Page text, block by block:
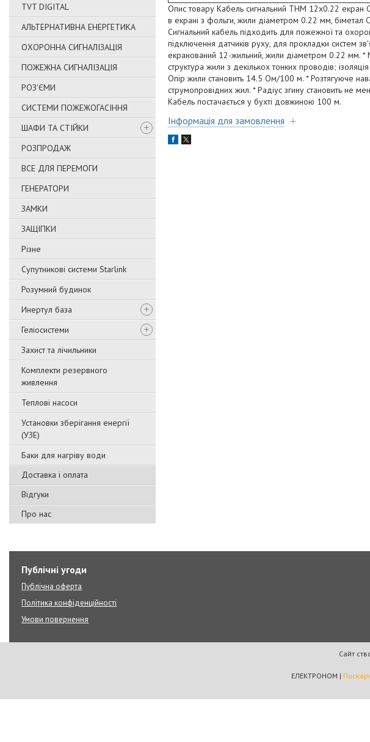
TVT DIGITAL
АЛЬТЕРНАТИВНА ЕНЕРГЕТИКА
ОХОРОННА СИГНАЛІЗАЦІЯ
ПОЖЕЖНА СИГНАЛІЗАЦІЯ
РОЗ'ЄМИ
СИСТЕМИ ПОЖЕЖОГАСІННЯ
ШАФИ ТА СТІЙКИ
РОЗПРОДАЖ
ВСЕ ДЛЯ ПЕРЕМОГИ
ГЕНЕРАТОРИ
ЗАМКИ
ЗАЩІПКИ
Різне
Супутникові системи Starlink
Розумний будинок
Инертул база
Геліосистеми
Захист та лічильники
Комплекти резервного
живлення
Теплові насоси
Установки зберігання енергії
(УЗЕ)
Баки для нагріву води
Доставка і оплата
Відгуки
Про нас
Опис товару Кабель сигнальний THM 12х0.22 екран
в екрані з фольги, жили діаметром 0.22 мм,
Сигнальний кабель підходить для пожежної та
підключення датчиків руху, для прокладки систем
екранований 12-жильний, жили діаметром 0.22 мм. *
структура жили з декількох тонких проводів;
Опір жили становить 14.5 Ом/100 м. * Розтягуюче
струмопровідних жил. * Радіус згину становить не
Кабель постачається у бухті довжиною 100 м.
Інформація для замовлення
Публічні угоди
Публічна оферта
Політика конфіденційності
Умови повернення
Сайт
ЕЛЕКТРОНОМ |